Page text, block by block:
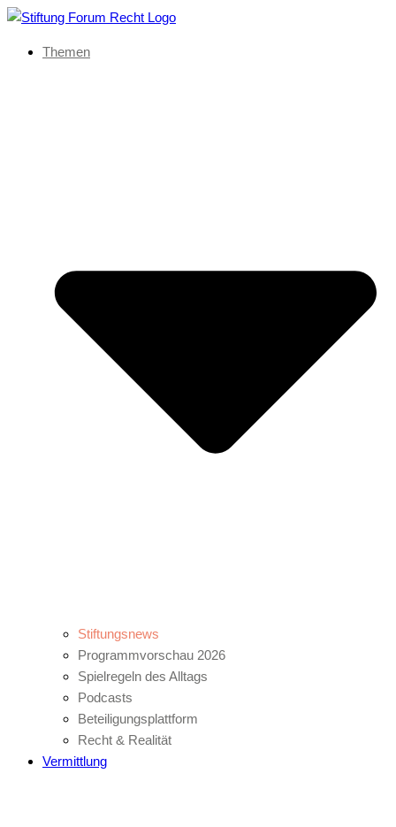
Themen
Stiftungsnews
Programmvorschau 2026
Spielregeln des Alltags
Podcasts
Beteiligungsplattform
Recht & Realität
Vermittlung